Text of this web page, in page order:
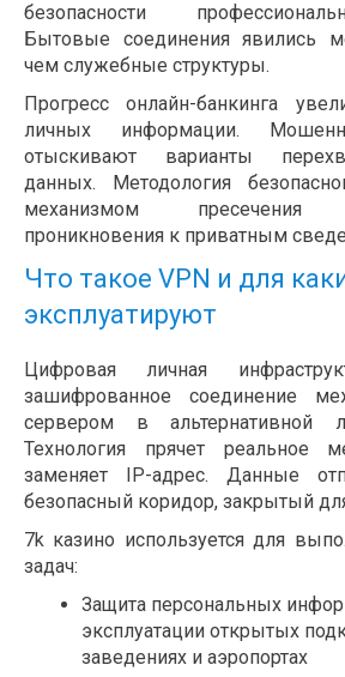
безопасности
Бытовые соединения явились
чем служебные структуры.
Прогресс онлайн-банкинга
личных информации.
отыскивают варианты
данных. Методология
механизмом пресечения
проникновения к приватным
Что такое VPN и для
эксплуатируют
Цифровая личная
зашифрованное соединение
сервером в альтернативной
Технология прячет реальное
заменяет IP-адрес. Данные
безопасный коридор, закрытый
7k казино используется для
задач:
Защита персональных
эксплуатации открытых
заведениях и аэропортах